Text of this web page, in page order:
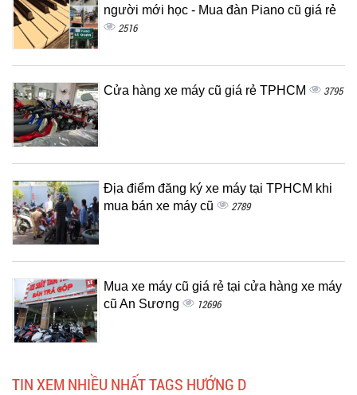
người mới học - Mua đàn Piano cũ giá rẻ
2516
Cửa hàng xe máy cũ giá rẻ TPHCM 3795
Địa điểm đăng ký xe máy tại TPHCM khi
mua bán xe máy cũ
2789
Mua xe máy cũ giá rẻ tại cửa hàng xe máy
cũ An Sương
12696
TIN XEM NHIỀU NHẤT TAGS HƯỚNG D